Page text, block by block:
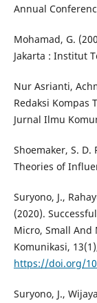
Annual
Mohamad, G.
Jakarta : Institut
Nur Asrianti,
Redaksi Kompas
Jurnal Ilmu
Shoemaker, S. D.
Theories of
Suryono, J.,
(2020).
Micro, Small
Komunikasi,
https://doi.org/
Suryono, J.,